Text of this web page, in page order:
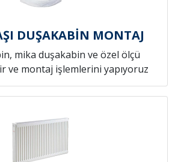
DUŞAKABİN MONTAJ
mika duşakabin ve özel ölçü
ve montaj işlemlerini yapıyoruz